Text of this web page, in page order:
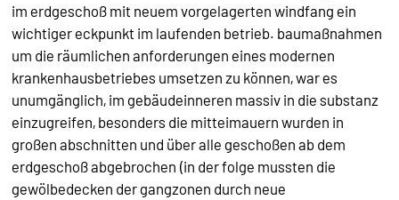
im erdgeschoß mit neuem vorgelagerten windfang ein
wichtiger eckpunkt im laufenden betrieb. baumaßnahmen
um die räumlichen anforderungen eines modernen
krankenhausbetriebes umsetzen zu können, war es
unumgänglich, im gebäudeinneren massiv in die substanz
einzugreifen, besonders die mitteimauern wurden in
großen abschnitten und über alle geschoßen ab dem
erdgeschoß abgebrochen (in der folge mussten die
gewölbedecken der gangzonen durch neue